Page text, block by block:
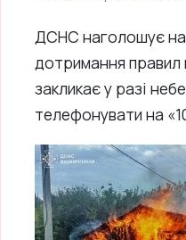
ДСНС наголошує на
дотримання правил
закликає у разі
телефонувати на